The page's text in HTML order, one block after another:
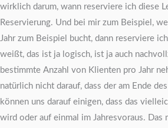
wirklich darum, wann reserviere ich diese
Reservierung. Und bei mir zum Beispiel,
Jahr zum Beispiel bucht, dann reserviere
weißt, das ist ja logisch, ist ja auch
bestimmte Anzahl von Klienten pro Jahr
natürlich nicht darauf, dass der am Ende
können uns darauf einigen, dass das
wird oder auf einmal im Jahresvoraus. Das